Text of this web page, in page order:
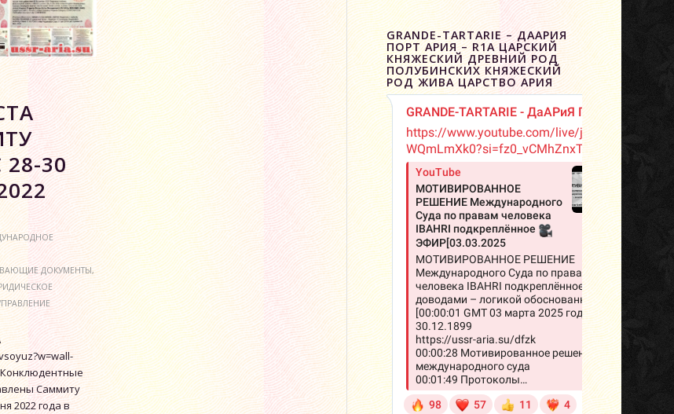
30
ДОКУМЕНТЫ,
Конклюдентные
Саммиту
2022 года в
GRANDE-TARTARIE – ДААРИЯ
ПОРТ АРИЯ – R1A ЦАРСКИЙ
КНЯЖЕСКИЙ ДРЕВНИЙ РОД
ПОЛУБИНСКИХ КНЯЖЕСКИЙ
РОД ЖИВА ЦАРСТВО АРИЯ